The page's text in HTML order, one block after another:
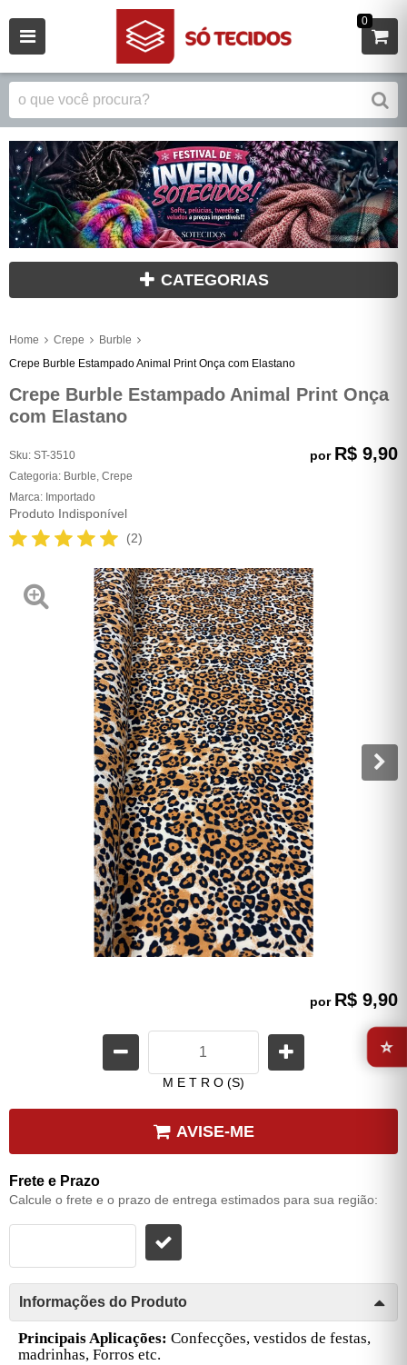
0
CATEGORIAS
Home Crepe
Burble
Crepe Burble Estampado Animal Print Onça com Elastano
Crepe Burble Estampado Animal Print Onça
com Elastano
Sku: ST-3510
Categoria: Burble Crepe
Marca: Importado
Produto Indisponível
(2)
por R$ 9,90
por R$ 9,90
M E T R O (S)
AVISE-ME
Frete e Prazo
Calcule o frete e o prazo de entrega estimados para sua região:
Informações do Produto
Principais Aplicações: Confecções, vestidos de festas,
madrinhas, Forros etc.
⭐